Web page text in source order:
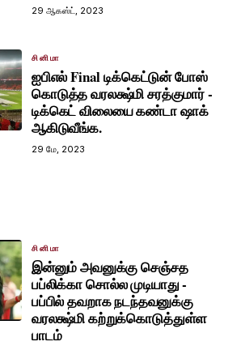
29 ஆகஸ்ட், 2023
சினிமா
ஐபிஎல் Final டிக்கெட்டுன் போஸ்
கொடுத்த வரலக்ஷ்மி சரத்குமார் -
டிக்கெட் விலையை கண்டா ஷாக்
ஆகிடுவீங்க.
29 மே, 2023
சினிமா
இன்னும் அவனுக்கு செஞ்சத
பப்லிக்கா சொல்ல முடியாது -
பப்பில் தவறாக நடந்தவனுக்கு
வரலக்ஷ்மி கற்றுக்கொடுத்துள்ள
பாடம்